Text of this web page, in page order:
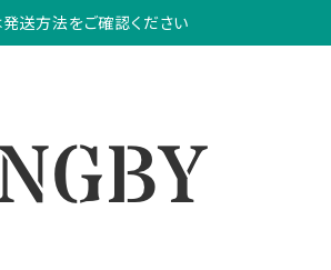
送方法をご確認ください